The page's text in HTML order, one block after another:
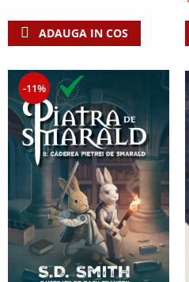
ADAUGA IN COS
-11%